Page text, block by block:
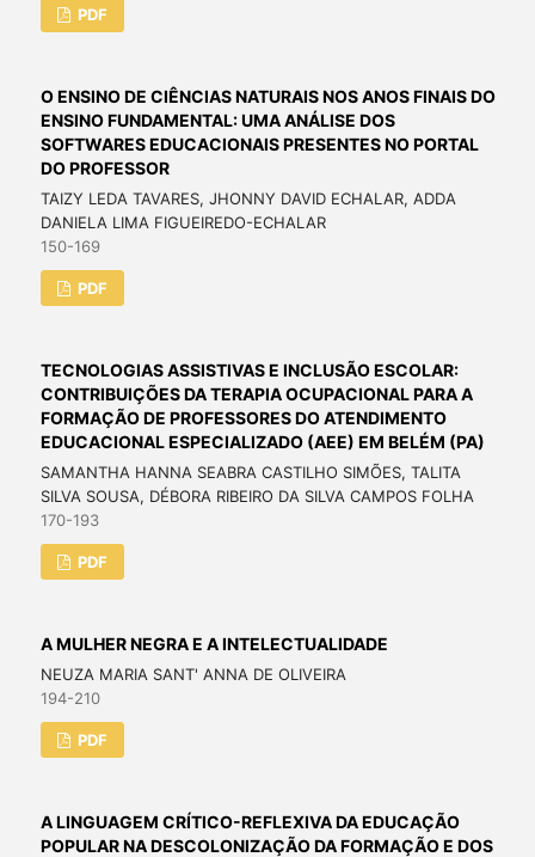
PDF
O ENSINO DE CIÊNCIAS NATURAIS NOS ANOS FINAIS DO
ENSINO FUNDAMENTAL: UMA ANÁLISE DOS
SOFTWARES EDUCACIONAIS PRESENTES NO PORTAL
DO PROFESSOR
TAIZY LEDA TAVARES, JHONNY DAVID ECHALAR, ADDA
DANIELA LIMA FIGUEIREDO-ECHALAR
150-169
PDF
TECNOLOGIAS ASSISTIVAS E INCLUSÃO ESCOLAR:
CONTRIBUIÇÕES DA TERAPIA OCUPACIONAL PARA A
FORMAÇÃO DE PROFESSORES DO ATENDIMENTO
EDUCACIONAL ESPECIALIZADO (AEE) EM BELÉM (PA)
SAMANTHA HANNA SEABRA CASTILHO SIMÕES, TALITA
SILVA SOUSA, DÉBORA RIBEIRO DA SILVA CAMPOS FOLHA
170-193
PDF
A MULHER NEGRA E A INTELECTUALIDADE
NEUZA MARIA SANT' ANNA DE OLIVEIRA
194-210
PDF
A LINGUAGEM CRÍTICO-REFLEXIVA DA EDUCAÇÃO
POPULAR NA DESCOLONIZAÇÃO DA FORMAÇÃO E DOS